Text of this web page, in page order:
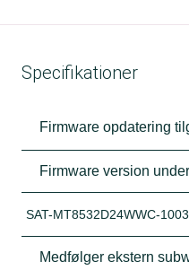
Specifikationer
Firmware opdatering
Firmware version
SAT-MT8532D24WWC-
Medfølger ekstern